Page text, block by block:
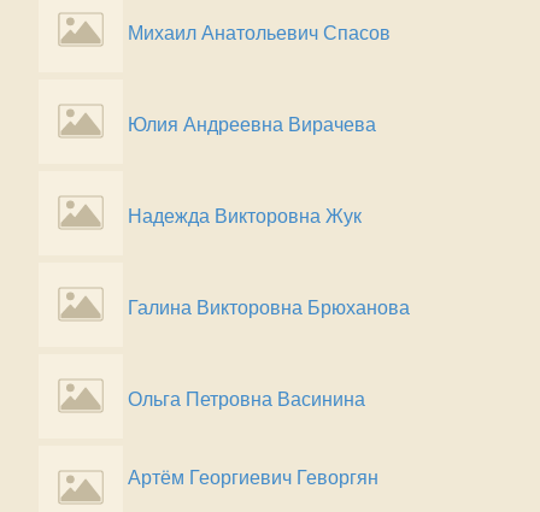
Михаил Анатольевич Спасов
Юлия Андреевна Вирачева
Надежда Викторовна Жук
Галина Викторовна Брюханова
Ольга Петровна Васинина
Артём Георгиевич Геворгян